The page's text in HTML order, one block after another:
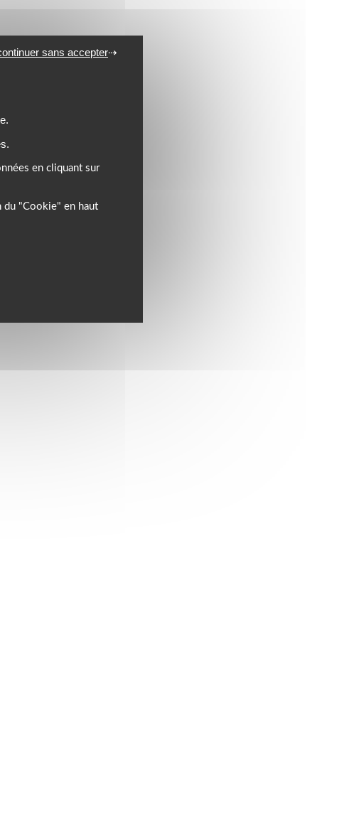
en cliquant sur
du "Cookie" en haut
sans accepter